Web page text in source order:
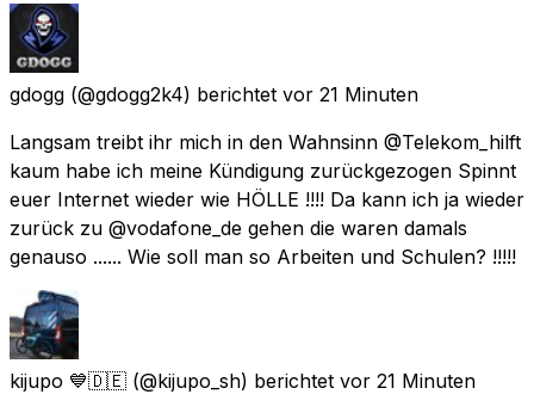
gdogg (@gdogg2k4) berichtet vor 21 Minuten
Langsam treibt ihr mich in den Wahnsinn @Telekom_hilft
kaum habe ich meine Kündigung zurückgezogen Spinnt
euer Internet wieder wie HÖLLE !!!! Da kann ich ja wieder
zurück zu @vodafone_de gehen die waren damals
genauso ...... Wie soll man so Arbeiten und Schulen? !!!!!
kijupo 💙🇩🇪 (@kijupo_sh) berichtet vor 21 Minuten